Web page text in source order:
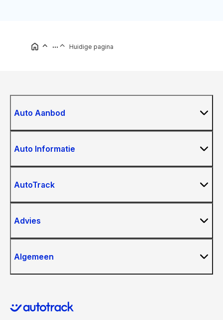
... Huidige pagina
Auto Aanbod
Auto Informatie
AutoTrack
Advies
Algemeen